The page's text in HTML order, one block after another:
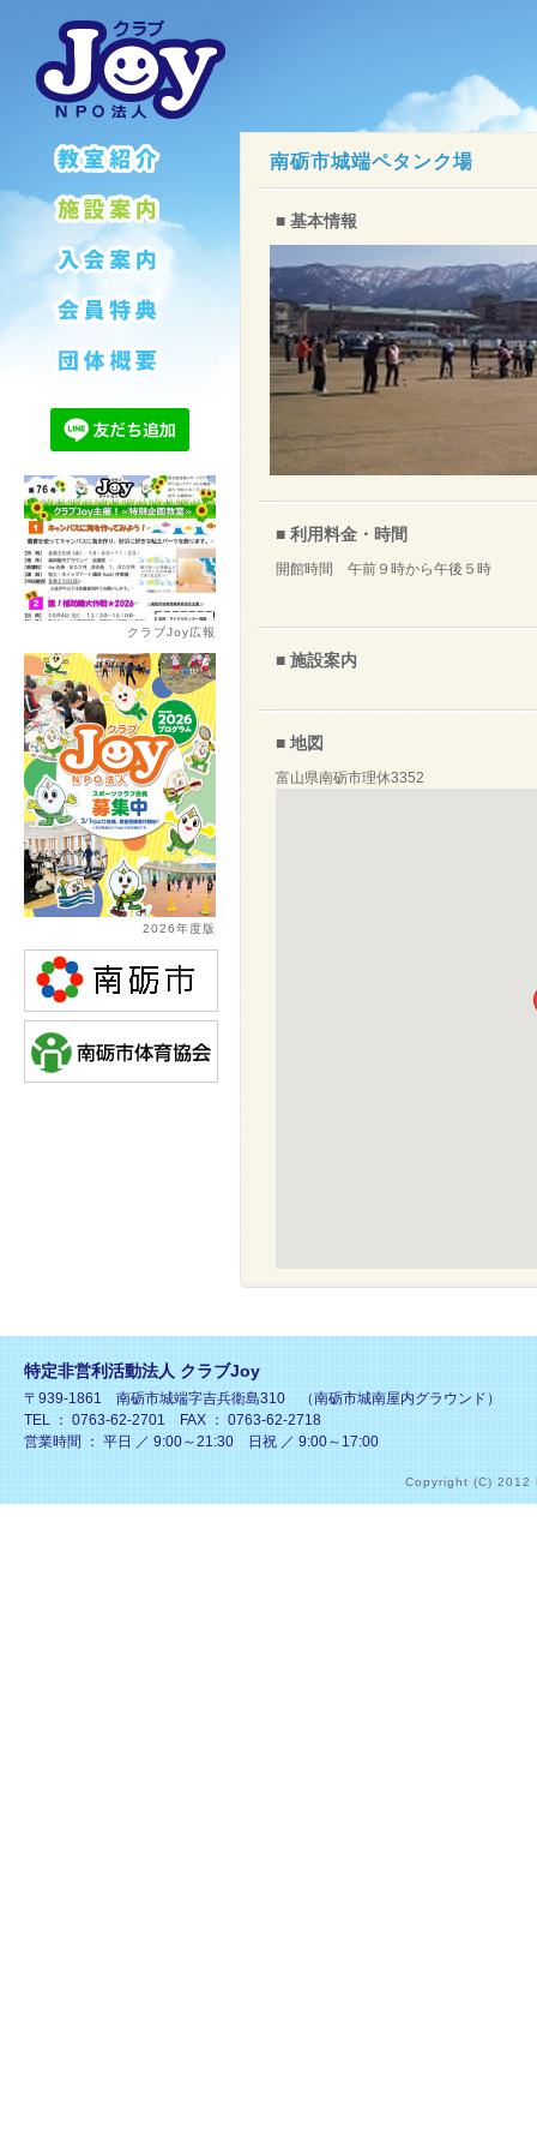
南砺市城端ペタンク場
■ 基本情報
■ 利用料金・時間
開館時間 午前９時から午後５時
■ 施設案内
■ 地図
富山県南砺市理休3352
クラブJoy広報
2026年度版
特定非営利活動法人 クラブJoy
〒939-1861 南砺市城端字吉兵衛島310 （南砺市城南屋内グラウンド）
TEL ： 0763-62-2701 FAX ： 0763-62-2718
営業時間 ： 平日 ／ 9:00～21:30 日祝 ／ 9:00～17:00
Copyright (C) 2012